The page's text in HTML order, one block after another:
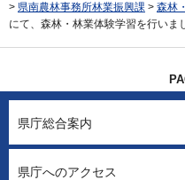
> 県南農林事務所林業振興課 > 森林
にて、森林・林業体験学習を行いま
県庁総合案内
県庁へのアクセス